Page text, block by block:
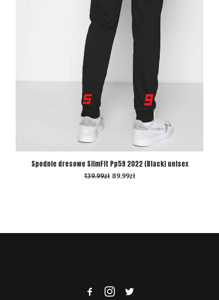
WYBIERZ OPCJE
Spodnie dresowe SlimFit Pp59 2022 (Black) unisex
139.99zł 89.99zł